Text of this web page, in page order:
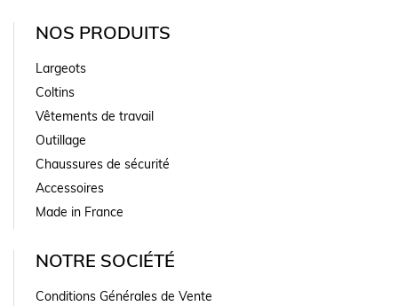
NOS PRODUITS
Largeots
Coltins
Vêtements de travail
Outillage
Chaussures de sécurité
Accessoires
Made in France
NOTRE SOCIÉTÉ
Conditions Générales de Vente